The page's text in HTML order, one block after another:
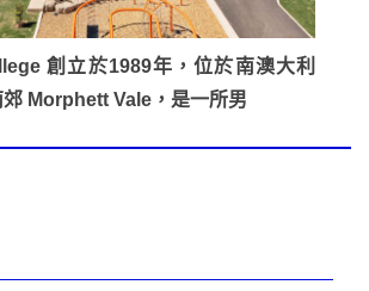
創立於1989年，位於南澳大利
郊 Morphett Vale，是一所男